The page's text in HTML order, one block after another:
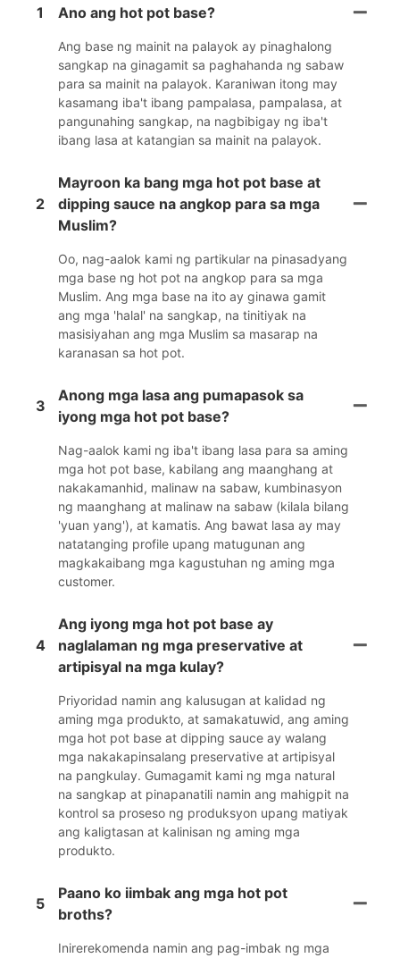
1 Ano ang hot pot base?
Ang base ng mainit na palayok ay pinaghalong
sangkap na ginagamit sa paghahanda ng sabaw
para sa mainit na palayok. Karaniwan itong may
kasamang iba't ibang pampalasa, pampalasa, at
pangunahing sangkap, na nagbibigay ng iba't
ibang lasa at katangian sa mainit na palayok.
2
Mayroon ka bang mga hot pot base at
dipping sauce na angkop para sa mga
Muslim?
Oo, nag-aalok kami ng partikular na pinasadyang
mga base ng hot pot na angkop para sa mga
Muslim. Ang mga base na ito ay ginawa gamit
ang mga 'halal' na sangkap, na tinitiyak na
masisiyahan ang mga Muslim sa masarap na
karanasan sa hot pot.
3
Anong mga lasa ang pumapasok sa
iyong mga hot pot base?
Nag-aalok kami ng iba't ibang lasa para sa aming
mga hot pot base, kabilang ang maanghang at
nakakamanhid, malinaw na sabaw, kumbinasyon
ng maanghang at malinaw na sabaw (kilala bilang
'yuan yang'), at kamatis. Ang bawat lasa ay may
natatanging profile upang matugunan ang
magkakaibang mga kagustuhan ng aming mga
customer.
4
Ang iyong mga hot pot base ay
naglalaman ng mga preservative at
artipisyal na mga kulay?
Priyoridad namin ang kalusugan at kalidad ng
aming mga produkto, at samakatuwid, ang aming
mga hot pot base at dipping sauce ay walang
mga nakakapinsalang preservative at artipisyal
na pangkulay. Gumagamit kami ng mga natural
na sangkap at pinapanatili namin ang mahigpit na
kontrol sa proseso ng produksyon upang matiyak
ang kaligtasan at kalinisan ng aming mga
produkto.
5
Paano ko iimbak ang mga hot pot
broths?
Inirerekomenda namin ang pag-imbak ng mga